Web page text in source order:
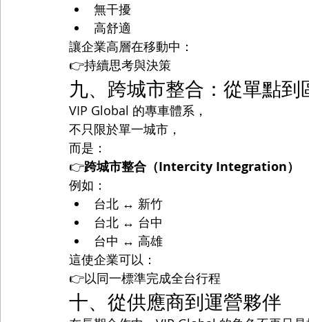
無干擾
高舒適
讓企業高層在移動中：
👉持續思考與決策
九、跨城市整合：從單點到
VIP Global 的專車體系，
不只限於單一城市，
而是：
👉跨城市整合（Intercity Integration）
例如：
台北 ↔ 新竹
台北 ↔ 台中
台中 ↔ 高雄
這使企業可以：
👉以同一標準完成全台行程
十、從供應商到運營夥伴